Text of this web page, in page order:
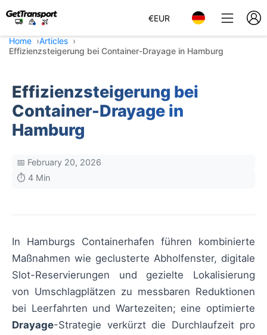
€EUR
Home
Articles
Effizienzsteigerung bei Container-Drayage in Hamburg
Effizienzsteigerung bei
Container-Drayage in
Hamburg
📅 February 20, 2026
⏱️ 4 Min
In Hamburgs Containerhafen führen kombinierte
Maßnahmen wie geclusterte Abholfenster, digitale
Slot-Reservierungen und gezielte Lokalisierung
von Umschlagplätzen zu messbaren Reduktionen
bei Leerfahrten und Wartezeiten; eine optimierte
Drayage-Strategie verkürzt die Durchlaufzeit pro